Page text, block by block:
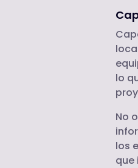
lo
No
los
que